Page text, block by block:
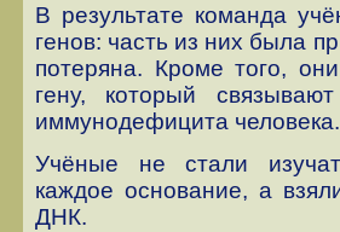
В результате команда
генов: часть из них была
потеряна. Кроме того,
гену, который
иммунодефицита человека.
Учёные не стали
каждое основание, а
ДНК.